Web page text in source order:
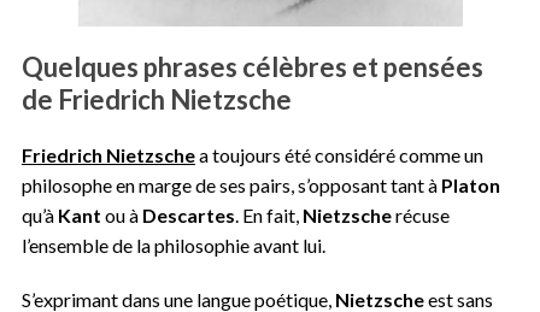
Quelques phrases célèbres et pensées
de Friedrich Nietzsche
Friedrich Nietzschea toujours été considéré comme un
philosophe en marge de ses pairs, s’opposant tant à Platon
qu’à Kant ou à Descartes . En fait, Nietzscherécuse
l’ensemble de la philosophie avant lui.
S’exprimant dans une langue poétique, Nietzscheest sans